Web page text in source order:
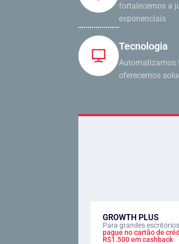
fortalecemos a
exponenciais
Tecnologia
Automatizamos
oferecemos
GROWTH PLUS
Para grandes
pague no cartão de
R$1.500 em cashback